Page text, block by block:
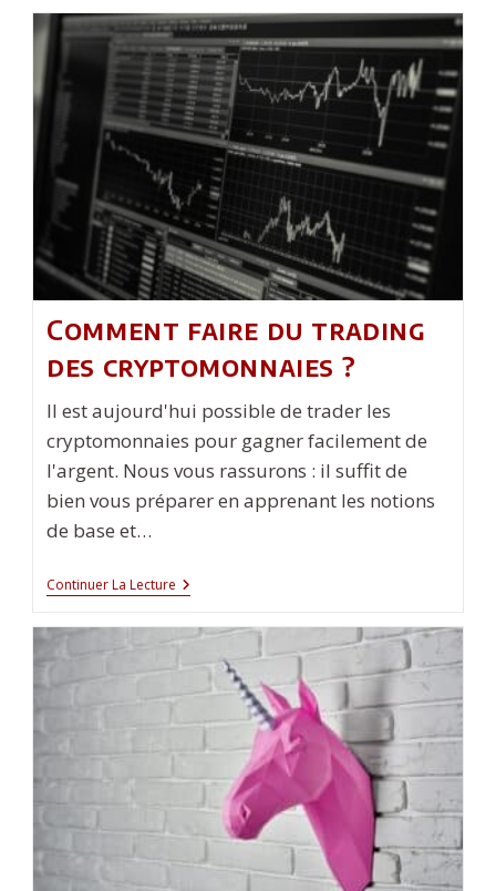
Comptabilité
Pour
CSE
?
Comment faire du trading
des cryptomonnaies ?
Il est aujourd'hui possible de trader les
cryptomonnaies pour gagner facilement de
l'argent. Nous vous rassurons : il suffit de
bien vous préparer en apprenant les notions
de base et…
Continuer La Lecture Comment
Faire
Trading
Cryptomonnaies